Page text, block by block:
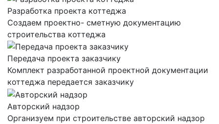
Разработка проекта коттеджа
Создаем проектно- сметную документацию
строительства коттеджа
Передача проекта заказчику
Комплект разработанной проектной документации
коттеджа передается заказчику
Авторский надзор
Организуем при строительстве авторский надзор